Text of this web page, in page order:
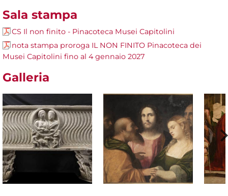
Sala stampa
CS Il non finito - Pinacoteca Musei Capitolini
nota stampa proroga IL NON FINITO Pinacoteca dei
Musei Capitolini fino al 4 gennaio 2027
Galleria